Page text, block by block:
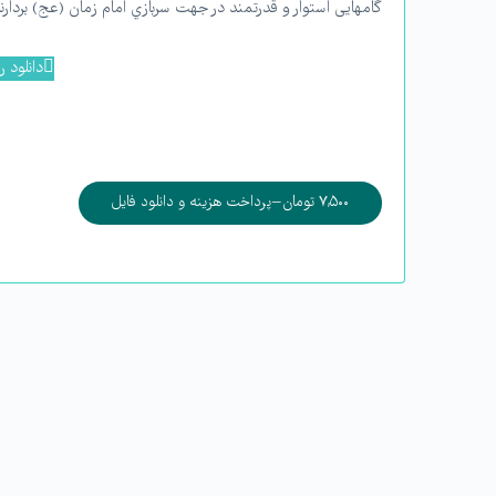
گامهایی استوار و قدرتمند در جهت سربازي امام زمان (عج)
۷,۵۰۰ تومان – پرداخت هزینه و دانلود فایل